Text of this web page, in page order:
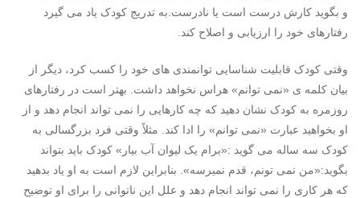
و بگوید کارش درست است یا نادرست.به تدریج کودک یاد می گیرد
رفتارهای خود را ارزیابی و اصلاح کند.
وقتی کودک قابلیت شناسایی توانمندی های خود را کسب کرد، دیگر از
بیان کلمه ی «نمی توانم» هراس نخواهد داشت. بهتر است در رفتارهای
روزمره به کودک نشان دهید که چه کارهایی را نمی تواند انجام دهد و از
او بخواهید عبارت «نمی توانم» را ادا کند. مثلاً وقتی فرد بزرگسالی به
کودک سه ساله می گوید :«برام یک لیوان آب بیار» کودک باید بتواند
بگوید:«من نمی تونم، قدم نمیرسه». بنابراین لازم است به او یاد بدهید
که هر کاری را نمی تواند انجام دهد و علل این ناتوانی را برای او توضیح